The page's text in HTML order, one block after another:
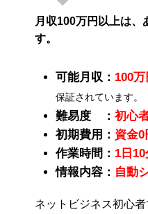
月収100万円以上は、
す。
可能月収： 100
保証されています。
難易度 ： 初心
初期費用： 資金0
作業時間： 1日10
情報内容： 自動
ネットビジネス初心